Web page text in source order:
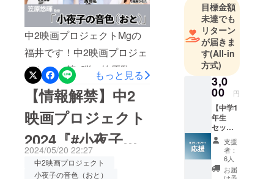
けの分野でも活動。2019
年、自身や父の作品以外の
作家による初の楽曲を
YouTubeにて発表し、2024
年6月には父を迎えてのライ
ブを町田「まほろ座」で開
催、デザイナーとしてグッ
ズ制作にも携わるなど、活
躍の幅を広げながらマルチ
な活動を続けている。オ
中2映画プロジェクトMgの
福井です！中2映画プロジェ
クト2024第1弾！笠原監督
が描く【小夜子の音色（お
と）仮】のクラウドファン
ディングが残り7日となりま
した。これまでにご支援い
ただきました皆様、本当に
ありがとうございます！！
もっと見る
【情報解禁】中2
映画プロジェクト
2024『#小夜子の
音色（おと）』美
2024/05/20 22:27
中2映画プロジェクト
小夜子の音色（おと）
目標金額
未達でも
リターン
が届きま
す(All-in
方式)
3,0
00 円
【中学1
年生
セッ
ト：応
援】 ぜ
ひ！応
援をし
て頂き
支援
者：
6人
お届